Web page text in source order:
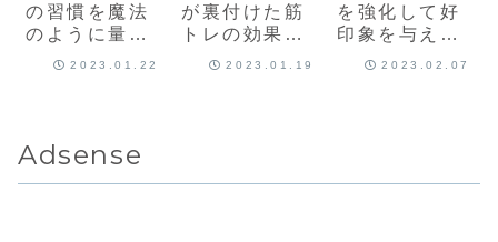
の習慣を魔法
のように量産
できる！！ 習
2023.01.22
が裏付けた筋
トレの効果が
凄まじいか
2023.01.19
を強化して好
印象を与える
印象操作の心
2023.02.07
Adsense